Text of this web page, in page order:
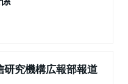
研究機構広報部報道